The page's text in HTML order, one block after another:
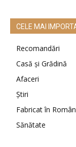
CELE MAI
Recomandări
Casă şi Grădină
Afaceri
Ştiri
Fabricat în
Sănătate